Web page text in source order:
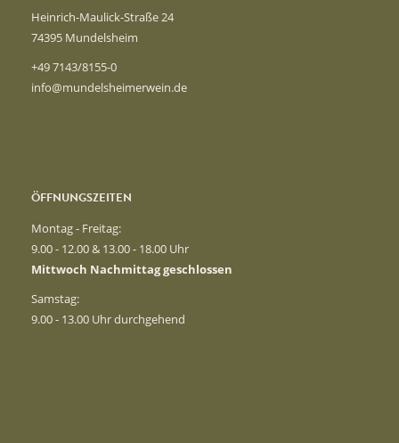
Heinrich-Maulick-Straße 24
74395 Mundelsheim
+49 7143/8155-0
info@mundelsheimerwein.de
ÖFFNUNGSZEITEN
Montag - Freitag:
9.00 - 12.00 & 13.00 - 18.00 Uhr
Mittwoch Nachmittag geschlossen
Samstag:
9.00 - 13.00 Uhr durchgehend